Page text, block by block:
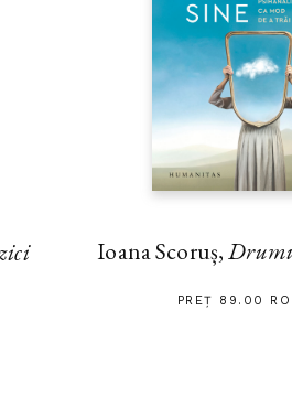
Ioana Scoruș,
PREȚ 89.00